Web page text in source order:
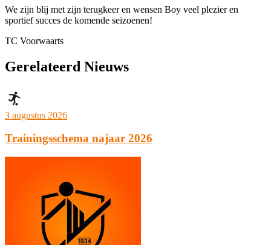
We zijn blij met zijn terugkeer en wensen Boy veel plezier en
sportief succes de komende seizoenen!
TC Voorwaarts
Gerelateerd Nieuws
3 augustus 2026
Trainingsschema najaar 2026